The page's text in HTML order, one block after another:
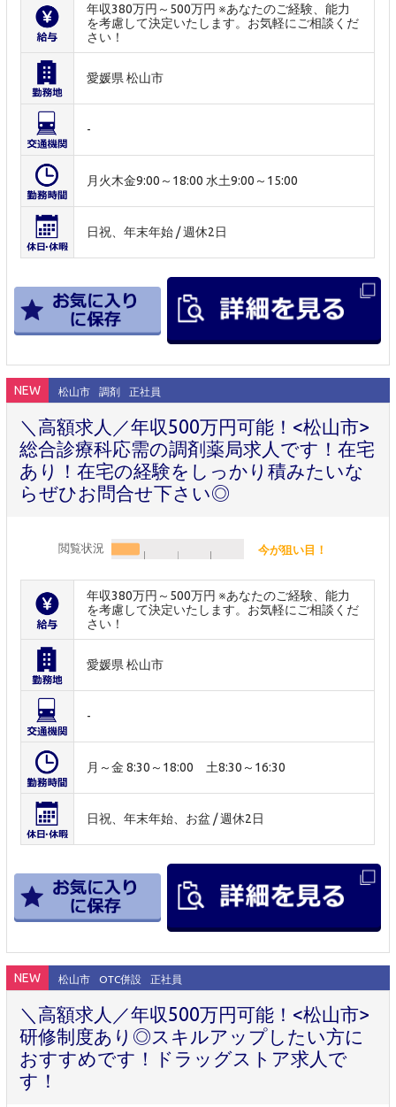
年収380万円～500万円 ※あなたのご経験、能力
を考慮して決定いたします。お気軽にご相談くだ
さい！
愛媛県 松山市
-
月火木金9:00～18:00 水土9:00～15:00
日祝、年末年始 / 週休2日
NEW 松山市 調剤 正社員
＼高額求人／年収500万円可能！<松山市>
総合診療科応需の調剤薬局求人です！在宅
あり！在宅の経験をしっかり積みたいな
らぜひお問合せ下さい◎
閲覧状況 今が狙い目！
年収380万円～500万円 ※あなたのご経験、能力
を考慮して決定いたします。お気軽にご相談くだ
さい！
愛媛県 松山市
-
月～金 8:30～18:00 土8:30～16:30
日祝、年末年始、お盆 / 週休2日
NEW 松山市 OTC併設 正社員
＼高額求人／年収500万円可能！<松山市>
研修制度あり◎スキルアップしたい方に
おすすめです！ドラッグストア求人で
す！